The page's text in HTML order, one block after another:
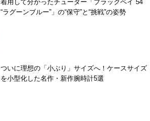
着用して分かったチューダー「ブラックベイ 54
“ラグーンブルー”」の“保守”と“挑戦”の姿勢
ついに理想の「小ぶり」サイズへ！ケースサイズ
を小型化した名作・新作腕時計5選